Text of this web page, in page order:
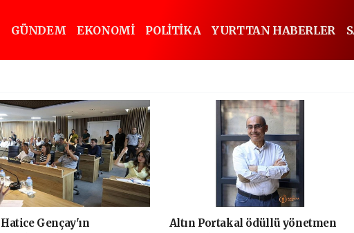
GÜNDEM EKONOMİ POLİTİKA YURTTAN HABERLER
Gençay'ın
Altın Portakal ödüllü yönetmen